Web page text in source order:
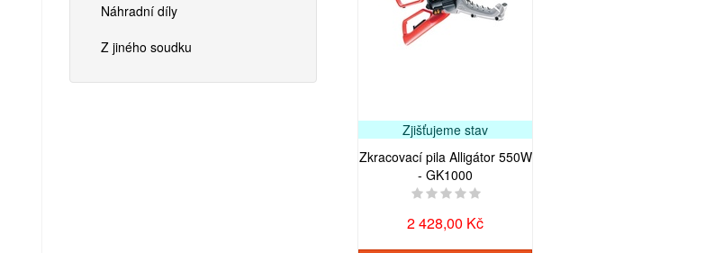
Náhradní díly
Z jiného soudku
Zjišťujeme stav
Zkracovací pila Alligátor 550W
- GK1000
2 428,00 Kč